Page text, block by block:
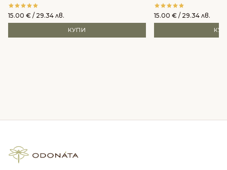
15.00 € / 29.34 лв.
КУПИ
15.00 € / 29.34 лв.